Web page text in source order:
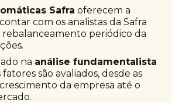
Safra oferecem a
com os analistas da Safra
rebalanceamento periódico da
na análise fundamentalista
são avaliados, desde as
da empresa até o